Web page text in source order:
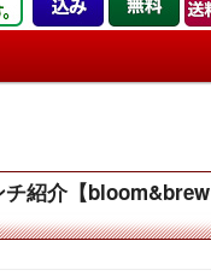
チ紹介【bloom&brew